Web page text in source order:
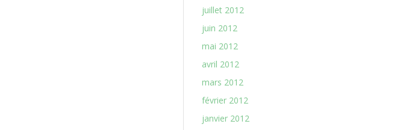
juillet 2012
juin 2012
mai 2012
avril 2012
mars 2012
février 2012
janvier 2012